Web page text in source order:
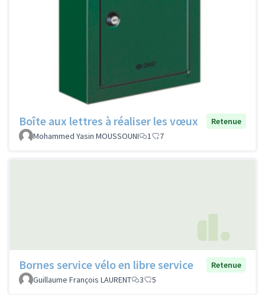
Boîte aux lettres à réaliser les vœux
Retenue
Mohammed Yasin MOUSSOUNI
1 7
Bornes service vélo en libre service
Retenue
Guillaume François LAURENT
3 5